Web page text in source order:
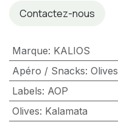
Contactez-nous
Marque: KALIOS
Apéro / Snacks: Olives
Labels: AOP
Olives: Kalamata